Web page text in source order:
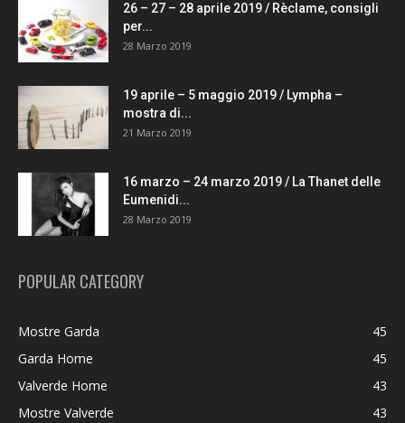
26 – 27 – 28 aprile 2019 / Rèclame, consigli
per...
28 Marzo 2019
19 aprile – 5 maggio 2019 / Lympha –
mostra di...
21 Marzo 2019
16 marzo – 24 marzo 2019 / La Thanet delle
Eumenidi...
28 Marzo 2019
POPULAR CATEGORY
Mostre Garda
45
Garda Home
45
Valverde Home
43
Mostre Valverde
43